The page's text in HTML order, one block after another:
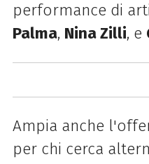
performance di
Palma, Nina Zilli, e
Ampia anche
per chi cerca